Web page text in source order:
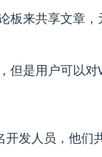
板来共享文章，
但是用户可以
开发人员，他们